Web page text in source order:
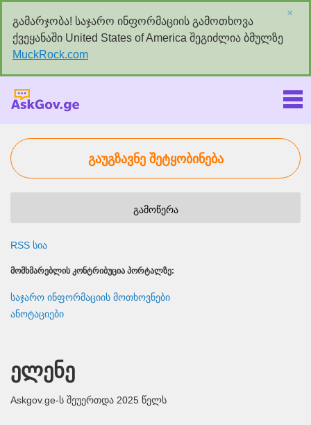
გამარჯობა! საჯარო ინფორმაციის გამოთხოვა
ქვეყანაში United States of America შეგიძლია ბმულზე
MuckRock.com
×
გაუგზავნე შეტყობინება
გამოწერა
RSS სია
ᲛᲝᲛᲮᲛᲐᲠᲔᲑᲚᲘᲡ ᲙᲝᲜᲢᲠᲘᲑᲣᲪᲘᲐ ᲞᲝᲠᲢᲐᲚᲖᲔ:
საჯარო ინფორმაციის მოთხოვნები
ანოტაციები
ელენე
Askgov.ge-ს შეუერთდა 2025 წელს